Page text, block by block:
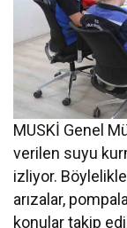
MUSKİ Genel
verilen suyu
izliyor.
arızalar,
konular takip